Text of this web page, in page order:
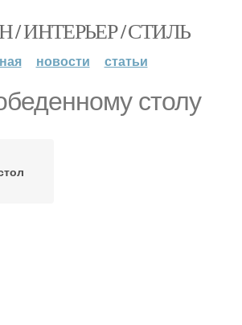
/ ИНТЕРЬЕР / СТИЛЬ
новости статьи
столу